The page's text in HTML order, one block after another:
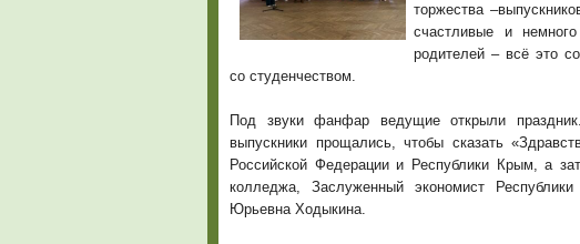
торжества
счастливые и
родителей – всё это
со студенчеством.
Под звуки фанфар ведущие открыли
выпускники прощались, чтобы сказать
Российской Федерации и Республики Крым, а
колледжа, Заслуженный экономист
Юрьевна Ходыкина.